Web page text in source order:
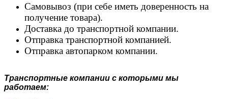
Самовывоз (при себе иметь доверенность на
получение товара).
Доставка до транспортной компании.
Отправка транспортной компанией.
Отправка автопарком компании.
Транспортные компании с которыми мы
работаем: